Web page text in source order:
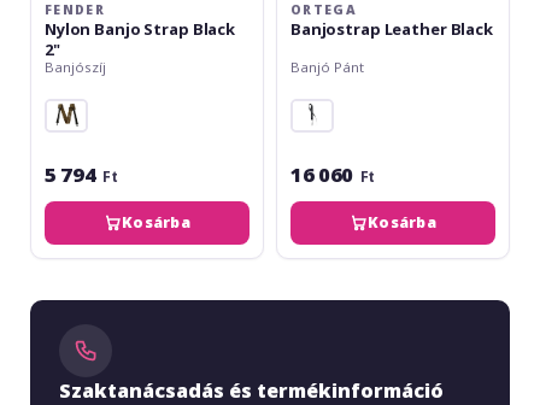
FENDER
Nylon Banjo Strap Black
2"
Banjószíj
5 794 Ft
Kosárba
ORTEGA
Banjostrap Leather Black
Banjó Pánt
16 060 Ft
Kosárba
Szaktanácsadás és termékinformáció